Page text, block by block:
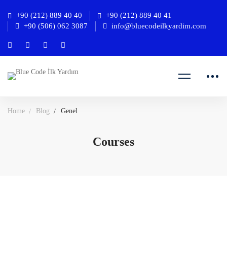
+90 (212) 889 40 40
+90 (212) 889 40 41
+90 (506) 062 3087
info@bluecodeilkyardim.com
Home Blog Genel
Courses